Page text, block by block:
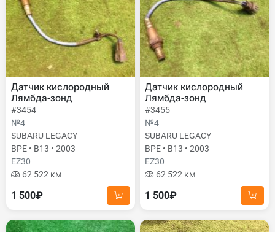
Датчик кислородный
Лямбда-зонд
#3454
№4
SUBARU LEGACY
BPE • B13 • 2003
EZ30
62 522 км
1 500₽
Датчик кислородный
Лямбда-зонд
#3455
№4
SUBARU LEGACY
BPE • B13 • 2003
EZ30
62 522 км
1 500₽